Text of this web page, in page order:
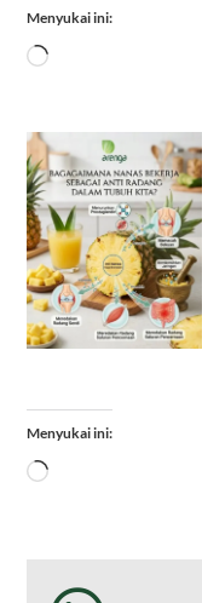
Menyukai ini:
Memuat...
Menyukai ini:
Memuat...